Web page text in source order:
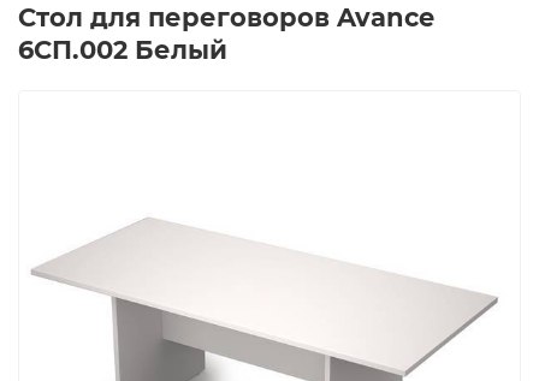
Стол для переговоров Avance
6СП.002 Белый